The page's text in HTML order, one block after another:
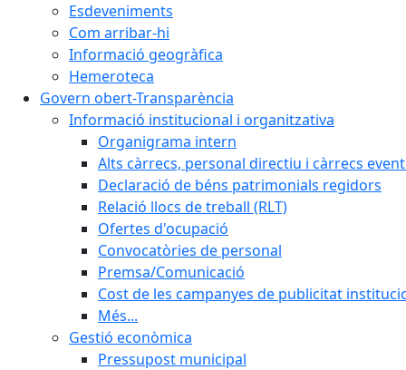
Esdeveniments
Com arribar-hi
Informació geogràfica
Hemeroteca
Govern obert-Transparència
Informació institucional i organitzativa
Organigrama intern
Alts càrrecs, personal directiu i càrrecs
Declaració de béns patrimonials regidors
Relació llocs de treball (RLT)
Ofertes d'ocupació
Convocatòries de personal
Premsa/Comunicació
Cost de les campanyes de publicitat
Més...
Gestió econòmica
Pressupost municipal